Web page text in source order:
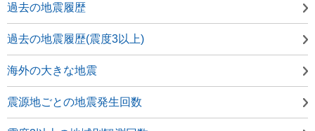
過去の地震履歴
過去の地震履歴(震度3以上)
海外の大きな地震
震源地ごとの地震発生回数